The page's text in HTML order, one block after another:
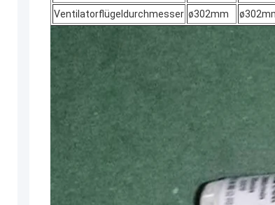
Ventilatorflügeldurchmesser ø302mm